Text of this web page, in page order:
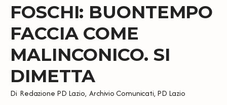
FOSCHI: BUONTEMPO
FACCIA COME
MALINCONICO. SI
DIMETTA
Di Redazione PD Lazio, Archivio Comunicati, PD Lazio